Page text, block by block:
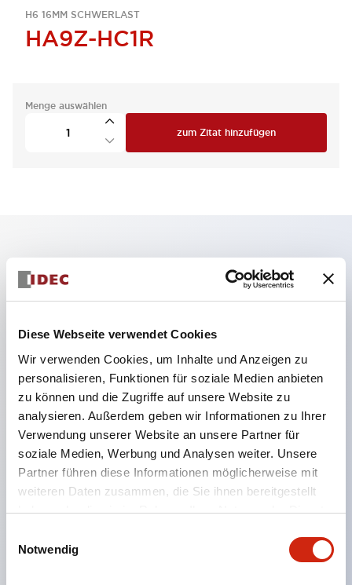
Diese Webseite verwendet Cookies
Wir verwenden Cookies, um Inhalte und Anzeigen zu
personalisieren, Funktionen für soziale Medien anbieten
zu können und die Zugriffe auf unsere Website zu
analysieren. Außerdem geben wir Informationen zu Ihrer
Verwendung unserer Website an unsere Partner für
soziale Medien, Werbung und Analysen weiter. Unsere
Partner führen diese Informationen möglicherweise mit
weiteren Daten zusammen, die Sie ihnen bereitgestellt
haben oder die sie im Rahmen Ihrer Nutzung der Dienste
Notwendig
H6 16MM SCHWERLAST
HA9Z-HC1R
Menge auswählen
zum Zitat hinzufügen
Hauptmerkmale
Verriegelungshebel-Bauweise
Verwendung von □24mm und Ø24mm Größen
(Bezel), bedienbar mit Daumen oder
Arbeitshandschuhen
Erhöhung der Betätigungskraft und langer Hub
zur Vermeidung von Fehlbedienungen und
Verbesserung der Bedienungssicherheit.
Enge Montage in Gruppen möglich, Abnehmen
einfach möglich.